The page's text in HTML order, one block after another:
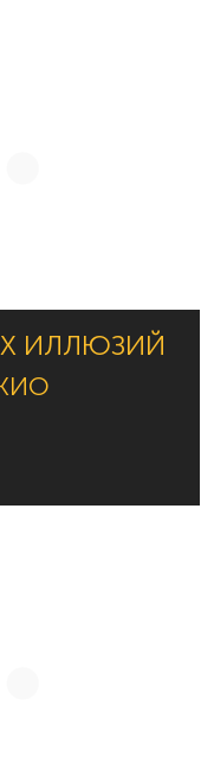
ИЛЛЮЗИЙ